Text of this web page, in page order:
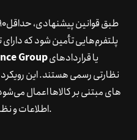
پلتفرم‌هایی تأمین شود که
Group
نظارتی رسمی هستند. این
اطلاعات و نظارت کامل بر معاملات صندوق است.